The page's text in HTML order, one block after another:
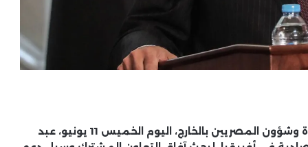
استقبل الدكتور بدر عبد العاطي، وزير الخارجية والهجرة وشؤون المصريين بالخارج، اليوم الخميس 11 يونيو، عبد